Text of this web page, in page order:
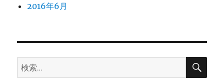
2016年6月
検
索:
検